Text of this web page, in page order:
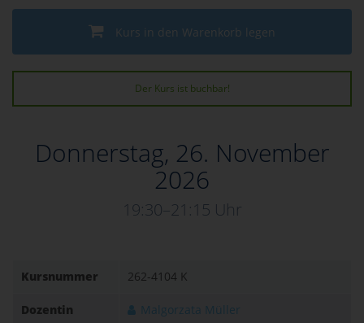
Kurs in den Warenkorb legen
Der Kurs ist buchbar!
Donnerstag, 26. November
2026
19:30–21:15 Uhr
Kursnummer 262-4104 K
Dozentin Malgorzata Müller